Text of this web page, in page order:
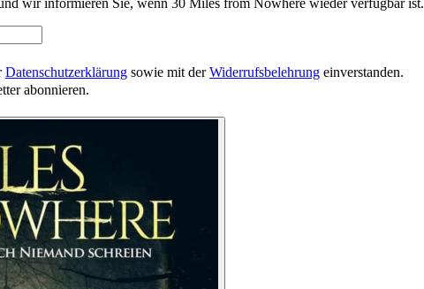
wir informieren Sie, wenn 30 Miles from Nowhere wieder verfügbar ist.
Datenschutzerklärung sowie mit derWiderrufsbelehrung einverstanden.
abonnieren.